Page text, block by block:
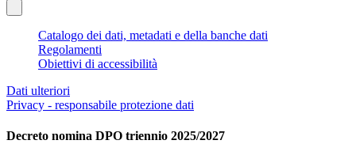
Catalogo dei dati, metadati e della banche dati
Regolamenti
Obiettivi di accessibilità
Dati ulteriori
Privacy - responsabile protezione dati
Decreto nomina DPO triennio 2025/2027